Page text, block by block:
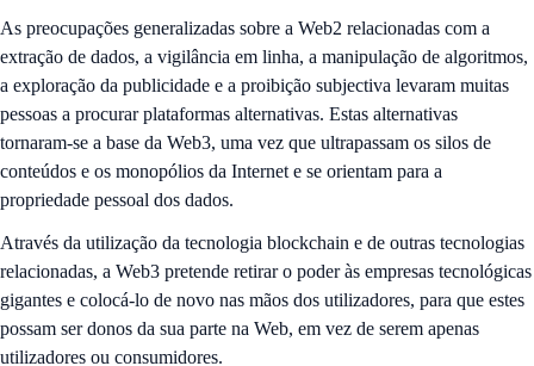
As preocupações generalizadas sobre a Web2 relacionadas com a
extração de dados, a vigilância em linha, a manipulação de algoritmos,
a exploração da publicidade e a proibição subjectiva levaram muitas
pessoas a procurar plataformas alternativas. Estas alternativas
tornaram-se a base da Web3, uma vez que ultrapassam os silos de
conteúdos e os monopólios da Internet e se orientam para a
propriedade pessoal dos dados.
Através da utilização da tecnologia blockchain e de outras tecnologias
relacionadas, a Web3 pretende retirar o poder às empresas tecnológicas
gigantes e colocá-lo de novo nas mãos dos utilizadores, para que estes
possam ser donos da sua parte na Web, em vez de serem apenas
utilizadores ou consumidores.